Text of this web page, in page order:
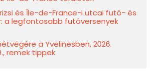
és Île-de-France-i utcai futó- és
a legfontosabb futóversenyek
a Yvelinesben, 2026.
remek tippek